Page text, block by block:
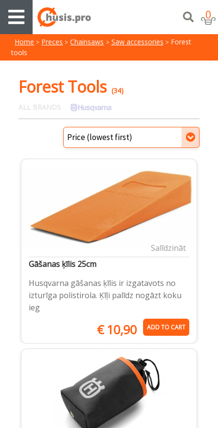
0
Home Preces Chainsaws Saw accessories
Forest
tools
Forest Tools (34)
ALL BRANDS
Salīdzināt
Gāšanas ķīlis 25cm
Husqvarna gāšanas ķīlis ir izgatavots no
izturīga polistirola. Ķīļi palīdz nogāzt koku
ieg
€10,90 ADD TO CART